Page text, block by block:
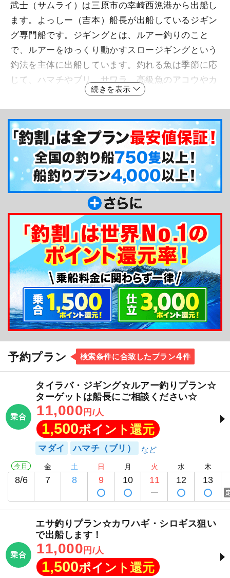
武士（サムライ）は三原市の幸崎西漁港から出船し
ます。よっしー（吉本）船長が出船しているジギン
グ専門船です。ジギングとは、ルアー釣りのこと
で、ルアーをゆっくり動かすスロージギングという
釣法を主体に出船しています。釣れる魚は季節に応
じて、ハマチやブリ、サワラ、高級魚のアコウやカ
サゴ、マダイと多くの魚種を狙うことが可能です。
タチウオシーズンでは、ジギングとは別にエサ釣り
にも対応していますので、お気軽にご相談下さい
ね！武士（サムライ）は、貸竿サービスがありませ
んが、ジギング経験者はもちろん、タイラバや陸っ
ぱりルアー釣りをされてきた方にもオススメしたい
1隻。ぜひ、武士（サムライ）で腕を磨いて下さ
釣り船からのメッセージ
ジギング専門で出船している武士（サムライ）の
吉本です。多くのお客様から愛称・「よっしー」で
親しまれていますので、ご乗船された方はぜひ気軽
にお声がけ下さいね^0^当船では、スロージギング
をメインに青物や根魚を狙って出船しています。ス
リリングな釣りをぜひ味わって下さいね！
続きを表示
予約プラン 検索条件に合致したプラン4件
乗合
タイラバ・ジギング☆ルアー釣りプラン☆
ターゲットは船長にご相談ください☆
11,000 円/人
1,500ポイント還元
マダイ ハマチ（ブリ）
今日
8/6
金
7
土
8
日
9
月
10
火
11
水
12
木
13
乗合
エサ釣りプラン☆カワハギ・シロギス狙い
で出船します！
11,000 円/人
1,500ポイント還元